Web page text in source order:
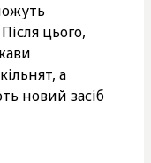
цього,
а
новий засіб